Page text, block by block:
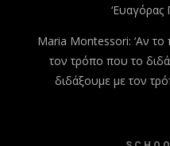
‘Ευαγόρας
Maria Montessori: ‘Αν το
τον τρόπο που το
διδάξουμε με τον